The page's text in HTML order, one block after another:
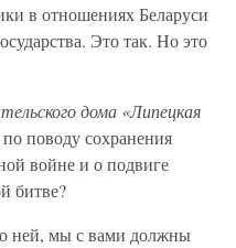
в отношениях Беларуси
Это так. Но это
дома «Липецкая
поводу сохранения
войне и о подвиге
битве?
ней, мы с вами должны